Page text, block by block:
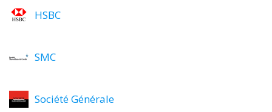
HSBC
SMC
Société Générale